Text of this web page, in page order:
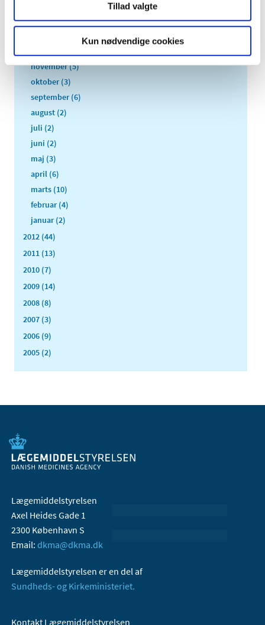
Tillad valgte
Kun nødvendige cookies
2014 (44)
november (5)
oktober (3)
september (6)
august (2)
juli (2)
juni (2)
maj (3)
april (6)
marts (10)
februar (4)
januar (2)
2012 (44)
2011 (13)
2010 (7)
2009 (14)
2008 (8)
2007 (3)
2006 (9)
2005 (2)
Lægemiddelstyrelsen
Axel Heides Gade 1
2300 København S
Email: dkma@dkma.dk
Lægemiddelstyrelsen er en del af
Sundheds- og Kirkeministeriet.
Kontakt Lægemiddelstyrelsen